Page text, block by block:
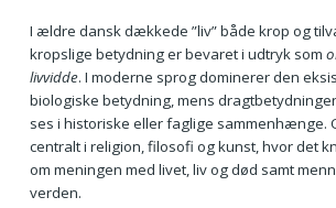
I ældre dansk dækkede ”liv” både krop og
kropslige betydning er bevaret i udtryk som
livvidde. I moderne sprog dominerer den
biologiske betydning, mens
ses i historiske eller faglige sammenhænge.
centralt i religion, filosofi og kunst, hvor det
om meningen med livet, liv og død samt
verden.